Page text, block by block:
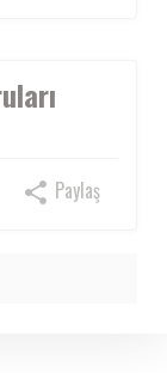
Paylaş